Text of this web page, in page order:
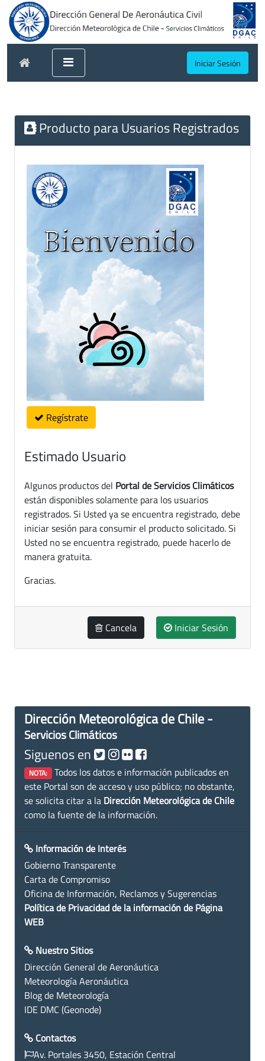
Iniciar Sesión
Producto para Usuarios Registrados
Regístrate
Estimado Usuario
Algunos productos del Portal de Servicios Climáticos
están disponibles solamente para los usuarios
registrados. Si Usted ya se encuentra registrado, debe
iniciar sesión para consumir el producto solicitado. Si
Usted no se encuentra registrado, puede hacerlo de
manera gratuita.
Gracias.
Cancela Iniciar Sesión
Dirección Meteorológica de Chile -
Servicios Climáticos
Siguenos en
NOTA: Todos los datos e información publicados en
este Portal son de acceso y uso público; no obstante,
se solicita citar a la Dirección Meteorológica de Chile
como la fuente de la información.
Información de Interés
Gobierno Transparente
Carta de Compromiso
Oficina de Información, Reclamos y Sugerencias
Política de Privacidad de la información de Página
WEB
Nuestro Sitios
Dirección General de Aeronáutica
Meteorología Aeronáutica
Blog de Meteorología
IDE DMC (Geonode)
Contactos
Av. Portales 3450, Estación Central